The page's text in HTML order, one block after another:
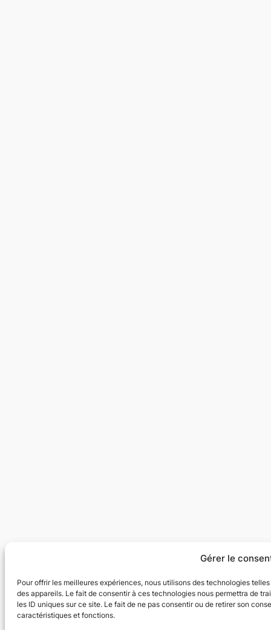
Gérer le
Pour offrir les meilleures expériences, nous utilisons des technologies
des appareils. Le fait de consentir à ces technologies nous permettra de
les ID uniques sur ce site. Le fait de ne pas consentir ou de retirer son
caractéristiques et fonctions.